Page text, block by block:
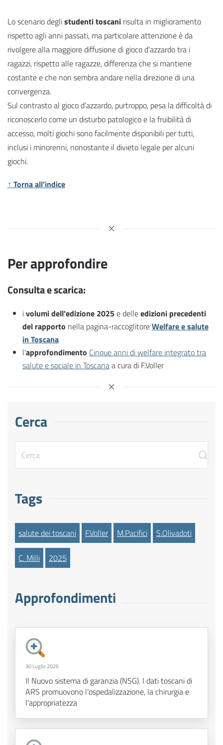
Lo scenario deglistudenti toscani risulta in miglioramento
rispetto agli anni passati, ma particolare attenzione è da
rivolgere alla maggiore diffusione di gioco d’azzardo tra i
ragazzi, rispetto alle ragazze, differenza che si mantiene
costante e che non sembra andare nella direzione di una
convergenza.
Sul contrasto al gioco d’azzardo, purtroppo, pesa la difficoltà di
riconoscerlo come un disturbo patologico e la fruibilità di
accesso, molti giochi sono facilmente disponibili per tutti,
inclusi i minorenni, nonostante il divieto legale per alcuni
giochi.
↑ Torna all'indice
Per approfondire
Consulta e scarica:
ivolumi dell'edizione 2025e delleedizioni precedenti
del rapporto nella pagina-raccoglitoreWelfare e salute
in Toscana
l'approfondimento Cinque anni di welfare integrato tra
salute e sociale in Toscanaa cura di F.Voller
Cerca
Tags
salute dei toscani F.Voller M.Pacifici S.Olivadoti
C. Milli 2025
Approfondimenti
30 Luglio 2026
Il Nuovo sistema di garanzia (NSG). I dati toscani di
ARS promuovono l’ospedalizzazione, la chirurgia e
l’appropriatezza